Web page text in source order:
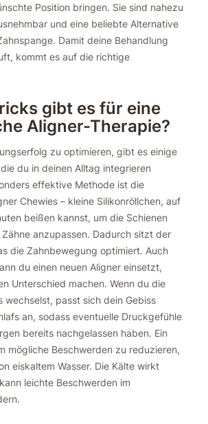
Position bringen. Sie sind nahezu
und eine beliebte Alternative
Damit deine Behandlung
kommt es auf die richtige
gibt es für eine
Aligner-Therapie?
zu optimieren, gibt es einige
du in deinen Alltag integrieren
effektive Methode ist die
Chewies – kleine Silikonröllchen, auf
beißen kannst, um die Schienen
anzupassen. Dadurch sitzt der
die Zahnbewegung optimiert. Auch
du einen neuen Aligner einsetzt,
Unterschied machen. Wenn du die
wechselst, passt sich dein Gebiss
an, sodass eventuelle Druckgefühle
bereits nachgelassen haben. Ein
mögliche Beschwerden zu reduzieren,
eiskaltem Wasser. Die Kälte wirkt
leichte Beschwerden im